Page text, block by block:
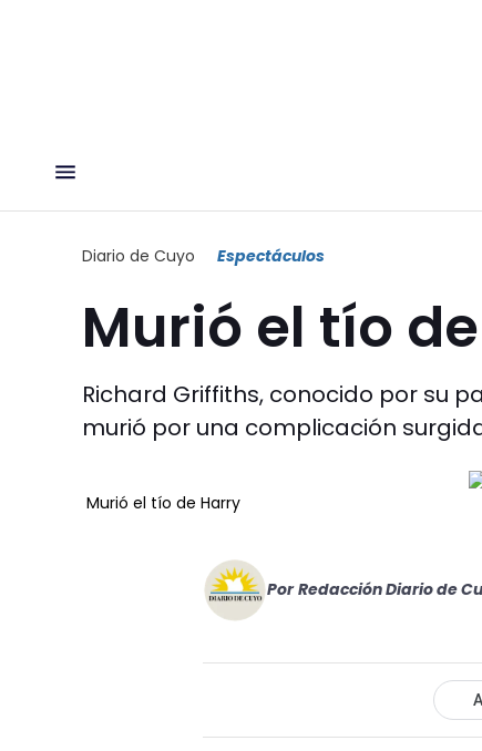
Diario de Cuyo Espectáculos
Murió el tío
Richard Griffiths, conocido por su
murió por una complicación
Murió el tío de Harry
Por Redacción Diario de